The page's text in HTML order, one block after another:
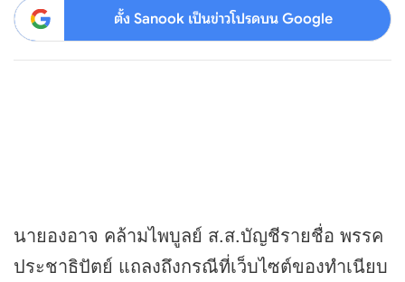
ตั้ง Sanook เป็นข่าวโปรดบน Google
นายองอาจ คล้ามไพบูลย์ ส.ส.บัญชีรายชื่อ พรรค
ประชาธิปัตย์ แถลงถึงกรณีที่เว็บไซต์ของทำเนียบ